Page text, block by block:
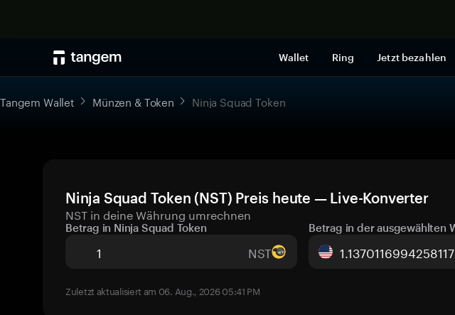
Wallet Ring Jetzt bezahlen
Tangem Wallet Münzen & Token Ninja Squad Token
Ninja Squad Token (NST) Preis heute — Live-Konverter
NST in deine Währung umrechnen
Betrag in Ninja Squad Token
NST
Betrag in der ausgewählten
Zuletzt aktualisiert am 06. Aug., 2026 05:41 PM